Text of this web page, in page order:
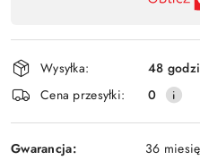
Wysyłka:
48
Cena przesyłki:
0
Gwarancja: 36